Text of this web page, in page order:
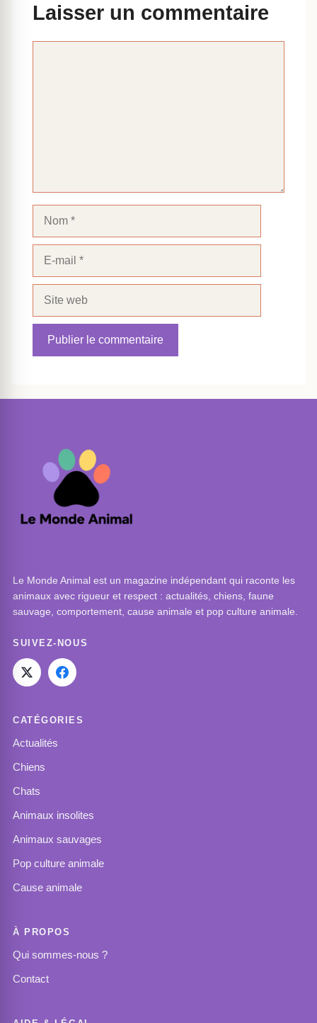
Laisser un commentaire
Le Monde Animal est un magazine indépendant qui raconte les
animaux avec rigueur et respect : actualités, chiens, faune
sauvage, comportement, cause animale et pop culture animale.
SUIVEZ-NOUS
CATÉGORIES
Actualités
Chiens
Chats
Animaux insolites
Animaux sauvages
Pop culture animale
Cause animale
À PROPOS
Qui sommes-nous ?
Contact